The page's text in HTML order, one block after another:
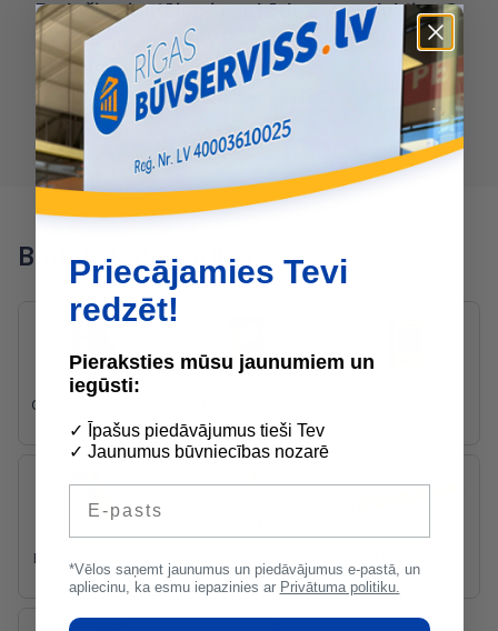
Radušies jautājumi par kādu no produktiem?
SAZINIES AR SANDIJS
BIRZNIEKS:
28684205
sandijs@buvserviss.lv
Zvanīt Sandijs Birznieks
Blakus kategorijas
Celtniecības lāzeri
Infrasarkano staru
termometri
Priecājamies Tevi
redzēt!
Pieraksties mūsu jaunumiem un
iegūsti:
✓ Īpašus piedāvājumus tieši Tev
✓ Jaunumus būvniecības nozarē
*Vēlos saņemt jaunumus un piedāvājumus e-pastā, un
apliecinu, ka esmu iepazinies ar Privātuma politiku.